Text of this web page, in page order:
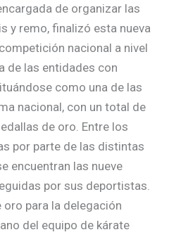
de organizar las
y remo, finalizó esta nueva
nacional a nivel
de las entidades con
como una de las
nacional, con un total de
de oro. Entre los
por parte de las distintas
encuentran las nueve
por sus deportistas.
para la delegación
del equipo de kárate